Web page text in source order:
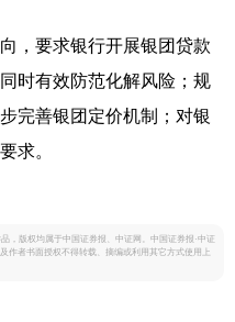
要求银行开展银团贷款
时有效防范化解风险；规
完善银团定价机制；对银
求。
，版权均属于中国证券报、中证网。中国证券报·中证
作者书面授权不得转载、摘编或利用其它方式使用上